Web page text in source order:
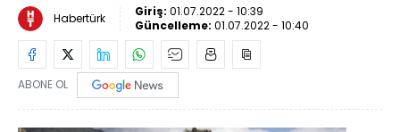
Habertürk Giriş: 01.07.2022 - 10:39
Güncelleme: 01.07.2022 - 10:40
ABONE OL